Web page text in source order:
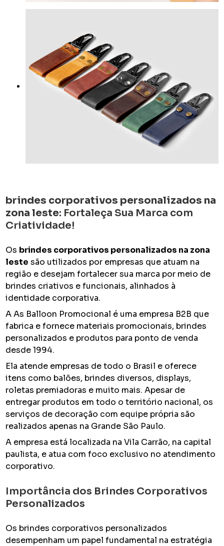
brindes corporativos personalizados na
zona leste: Fortaleça Sua Marca com
Criatividade!
Os brindes corporativos personalizados na zona
leste são utilizados por empresas que atuam na
região e desejam fortalecer sua marca por meio de
brindes criativos e funcionais, alinhados à
identidade corporativa.
A As Balloon Promocional é uma empresa B2B que
fabrica e fornece materiais promocionais, brindes
personalizados e produtos para ponto de venda
desde 1994.
Ela atende empresas de todo o Brasil e oferece
itens como balões, brindes diversos, displays,
roletas premiadoras e muito mais. Apesar de
entregar produtos em todo o território nacional, os
serviços de decoração com equipe própria são
realizados apenas na Grande São Paulo.
A empresa está localizada na Vila Carrão, na capital
paulista, e atua com foco exclusivo no atendimento
corporativo.
Importância dos Brindes Corporativos
Personalizados
Os brindes corporativos personalizados
desempenham um papel fundamental na estratégia